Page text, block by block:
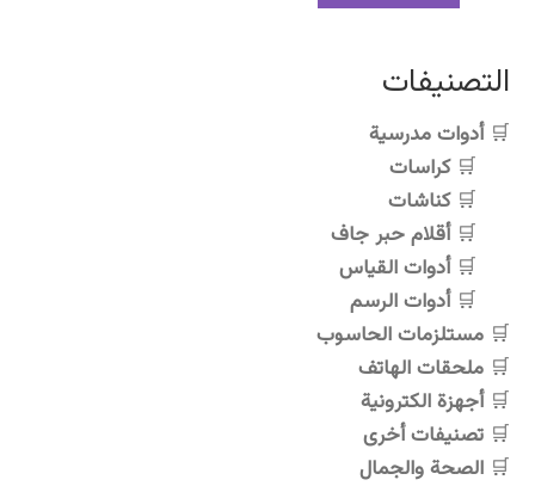
التصنيفات
أدوات مدرسية
كراسات
كناشات
أقلام حبر جاف
أدوات القياس
أدوات الرسم
مستلزمات الحاسوب
ملحقات الهاتف
أجهزة الكترونية
تصنيفات أخرى
الصحة والجمال